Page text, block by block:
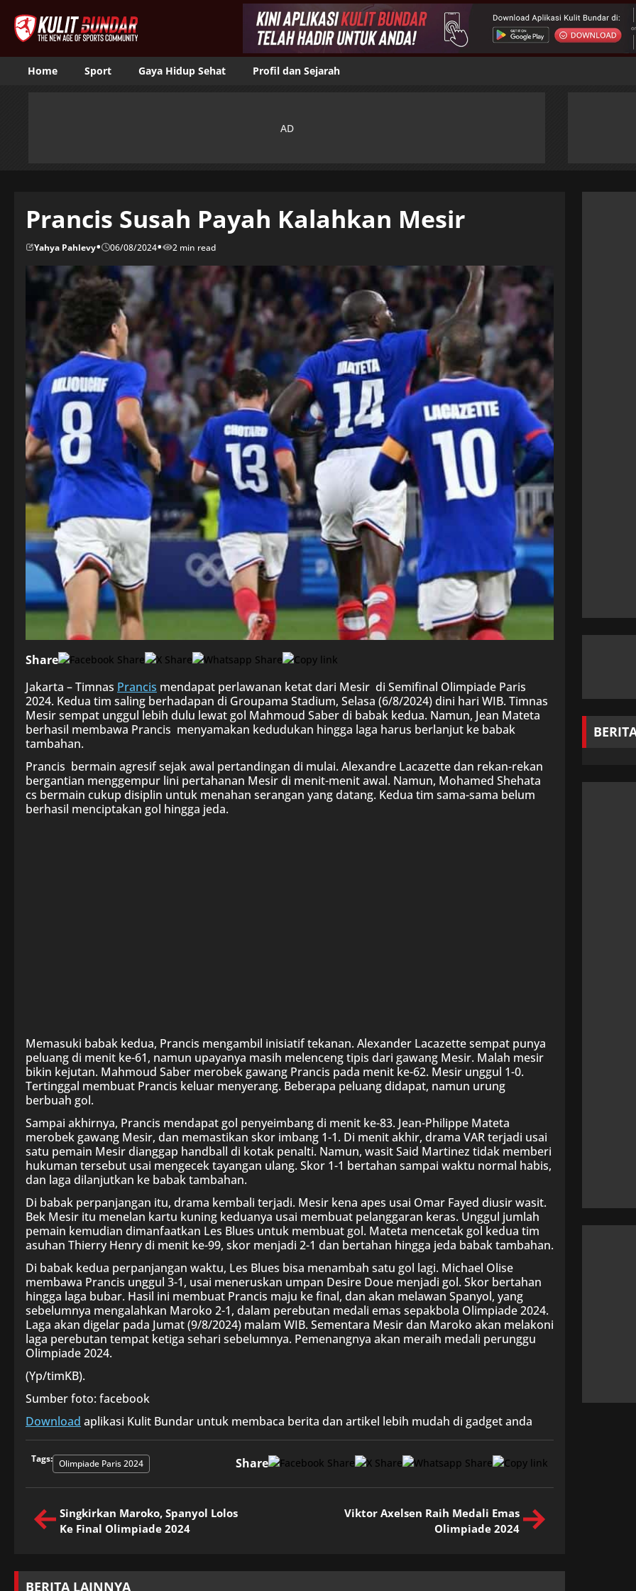
Home Sport Gaya Hidup Sehat Profil dan Sejarah
Prancis Susah Payah Kalahkan Mesir
Yahya Pahlevy• 06/08/2024• 2 min read
Share
Jakarta – Timnas Prancis mendapat perlawanan ketat dari Mesir di Semifinal Olimpiade Paris
2024. Kedua tim saling berhadapan di Groupama Stadium, Selasa (6/8/2024) dini hari WIB. Timnas
Mesir sempat unggul lebih dulu lewat gol Mahmoud Saber di babak kedua. Namun, Jean Mateta
berhasil membawa Prancis menyamakan kedudukan hingga laga harus berlanjut ke babak
tambahan.
Prancis bermain agresif sejak awal pertandingan di mulai. Alexandre Lacazette dan rekan-rekan
bergantian menggempur lini pertahanan Mesir di menit-menit awal. Namun, Mohamed Shehata
cs bermain cukup disiplin untuk menahan serangan yang datang. Kedua tim sama-sama belum
berhasil menciptakan gol hingga jeda.
Memasuki babak kedua, Prancis mengambil inisiatif tekanan. Alexander Lacazette sempat punya
peluang di menit ke-61, namun upayanya masih melenceng tipis dari gawang Mesir. Malah mesir
bikin kejutan. Mahmoud Saber merobek gawang Prancis pada menit ke-62. Mesir unggul 1-0.
Tertinggal membuat Prancis keluar menyerang. Beberapa peluang didapat, namun urung
berbuah gol.
Sampai akhirnya, Prancis mendapat gol penyeimbang di menit ke-83. Jean-Philippe Mateta
merobek gawang Mesir, dan memastikan skor imbang 1-1. Di menit akhir, drama VAR terjadi usai
satu pemain Mesir dianggap handball di kotak penalti. Namun, wasit Said Martinez tidak memberi
hukuman tersebut usai mengecek tayangan ulang. Skor 1-1 bertahan sampai waktu normal habis,
dan laga dilanjutkan ke babak tambahan.
Di babak perpanjangan itu, drama kembali terjadi. Mesir kena apes usai Omar Fayed diusir wasit.
Bek Mesir itu menelan kartu kuning keduanya usai membuat pelanggaran keras. Unggul jumlah
pemain kemudian dimanfaatkan Les Blues untuk membuat gol. Mateta mencetak gol kedua tim
asuhan Thierry Henry di menit ke-99, skor menjadi 2-1 dan bertahan hingga jeda babak tambahan.
Di babak kedua perpanjangan waktu, Les Blues bisa menambah satu gol lagi. Michael Olise
membawa Prancis unggul 3-1, usai meneruskan umpan Desire Doue menjadi gol. Skor bertahan
hingga laga bubar. Hasil ini membuat Prancis maju ke final, dan akan melawan Spanyol, yang
sebelumnya mengalahkan Maroko 2-1, dalam perebutan medali emas sepakbola Olimpiade 2024.
Laga akan digelar pada Jumat (9/8/2024) malam WIB. Sementara Mesir dan Maroko akan melakoni
laga perebutan tempat ketiga sehari sebelumnya. Pemenangnya akan meraih medali perunggu
Olimpiade 2024.
(Yp/timKB).
Sumber foto: facebook
Download aplikasi Kulit Bundar untuk membaca berita dan artikel lebih mudah di gadget anda
Tags: Olimpiade Paris 2024 Share
Singkirkan Maroko, Spanyol Lolos
Ke Final Olimpiade 2024
Viktor Axelsen Raih Medali Emas
Olimpiade 2024
BERITA LAINNYA